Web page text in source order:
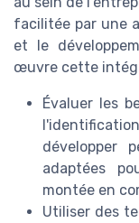
facilitée par une
et le
œuvre cette
Évaluer les
développer
adaptées
montée en
Utiliser des